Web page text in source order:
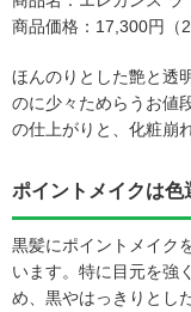
商品価格：17,300円（
ほんのりとした艶と透
のに少々ためらうお値
の仕上がりと、化粧崩
ポイントメイクは色
黒髪にポイントメイク
います。特に目元を強
め、黒やはっきりとし